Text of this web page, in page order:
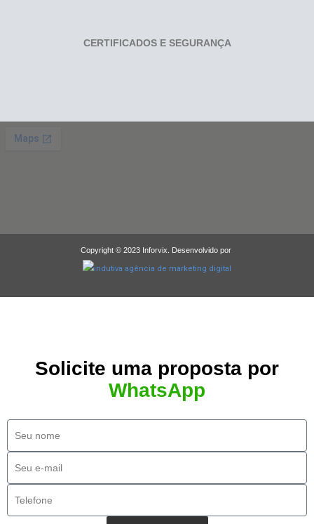
CERTIFICADOS E SEGURANÇA
Copyright © 2023 Inforvix. Desenvolvido por
Solicite uma proposta por
WhatsApp